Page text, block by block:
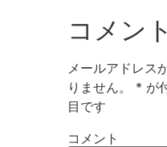
コメン
メールアドレス
りません。
* が
目です
コメント